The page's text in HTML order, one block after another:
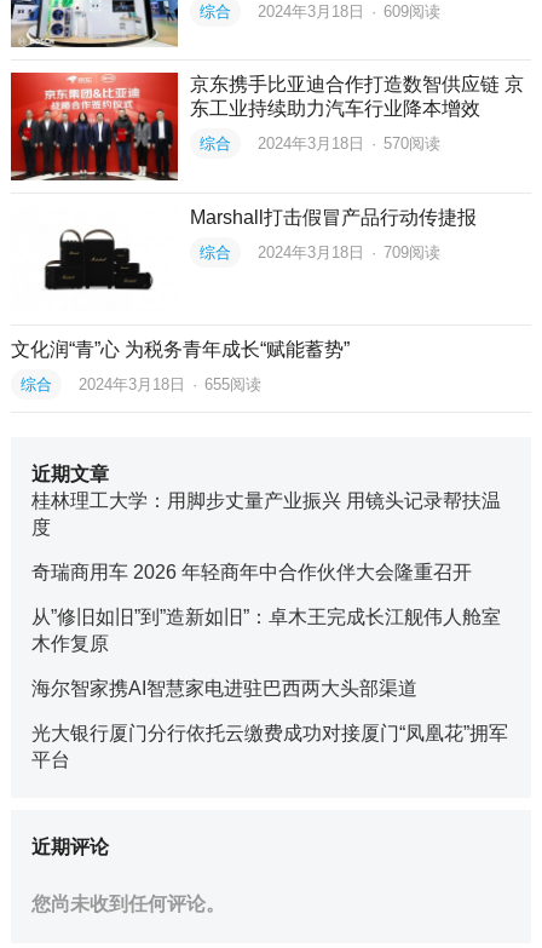
综合 2024年3月18日 · 609阅读
京东携手比亚迪合作打造数智供应链 京
东工业持续助力汽车行业降本增效
综合 2024年3月18日 · 570阅读
Marshall打击假冒产品行动传捷报
综合 2024年3月18日 · 709阅读
文化润“青”心 为税务青年成长“赋能蓄势”
综合 2024年3月18日 · 655阅读
近期文章
桂林理工大学：用脚步丈量产业振兴 用镜头记录帮扶温
度
奇瑞商用车 2026 年轻商年中合作伙伴大会隆重召开
从”修旧如旧”到”造新如旧”：卓木王完成长江舰伟人舱室
木作复原
海尔智家携AI智慧家电进驻巴西两大头部渠道
光大银行厦门分行依托云缴费成功对接厦门“凤凰花”拥军
平台
近期评论
您尚未收到任何评论。